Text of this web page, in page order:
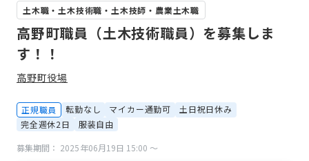
土木職・土木技術職・土木技師・農業土木職
高野町職員（土木技術職員）を募集しま
す！！
高野町役場
正規職員 転勤なし マイカー通勤可
土日祝日休み
完全週休2日
服装自由
募集期間： 2025年06月19日 15:00 〜